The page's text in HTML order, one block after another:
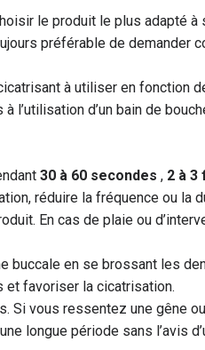
le produit le plus adapté
préférable de demander
à utiliser en fonction
d’un bain de
30 à 60 secondes , 2 à 3
réduire la fréquence ou la
En cas de plaie ou
buccale en se brossant les
et favoriser la cicatrisation.
Si vous ressentez une gêne
longue période sans l’avis